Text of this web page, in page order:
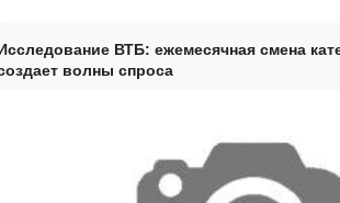
ВТБ: ежемесячная смена
волны спроса